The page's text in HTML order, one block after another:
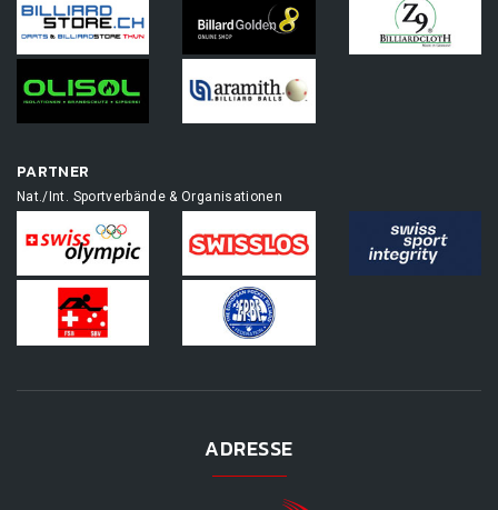
PARTNER
Nat./Int. Sportverbände & Organisationen
ADRESSE